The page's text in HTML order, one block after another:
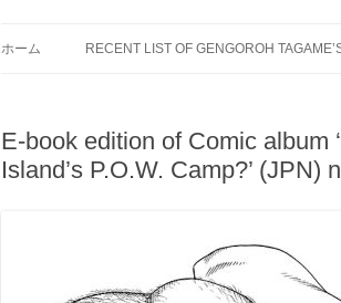
ホーム RECENT LIST OF GENGOROH
FRENCH BOOKS
LE
JAPANESE BOOKS
E-book edition of Comic album
Island’s P.O.W. Camp?’ (JPN)